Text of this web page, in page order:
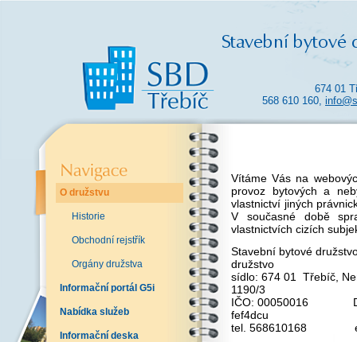
674 01
568 610 160,
O družstvu
Historie
Obchodní rejstřík
Orgány družstva
Informační portál G5i
Nabídka služeb
Informační deska
Vítáme Vás na
provoz bytových a
vlastnictví jiných
V současné době
vlastnictvích cizích
Stavební bytové
sídlo: 674 01 Třebíč,
IČO: 00050016
fef4dcu
tel. 568610168